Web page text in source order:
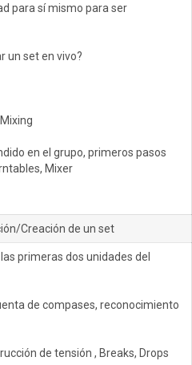
para sí mismo para ser
un set en vivo?
en el grupo, primeros pasos
Mixer
Creación de un set
primeras dos unidades del
de compases, reconocimiento
de tensión , Breaks, Drops